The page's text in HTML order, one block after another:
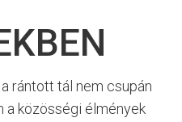
rántott tál nem csupán
a közösségi élmények